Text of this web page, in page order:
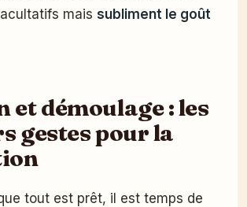
mais subliment le goût
et démoulage : les
gestes pour la
tout est prêt, il est temps de